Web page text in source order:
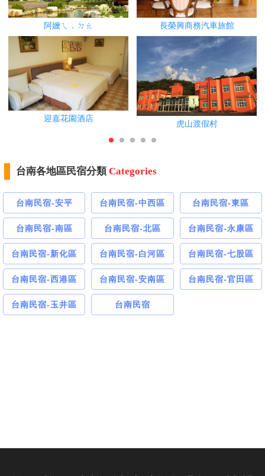
阿嬤ㄟ．ㄉㄠ 長榮興商務汽車旅館
迎嘉花園酒店
虎山渡假村
台南各地區民宿分類Categories
台南民宿-安平 台南民宿-中西區 台南民宿-東區
台南民宿-南區 台南民宿-北區 台南民宿-永康區
台南民宿-新化區 台南民宿-白河區 台南民宿-七股區
台南民宿-西港區 台南民宿-安南區 台南民宿-官田區
台南民宿-玉井區 台南民宿